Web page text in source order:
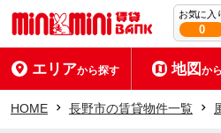
お気に入
0
エリアから探す 地図か
HOME 長野市の賃貸物件一覧